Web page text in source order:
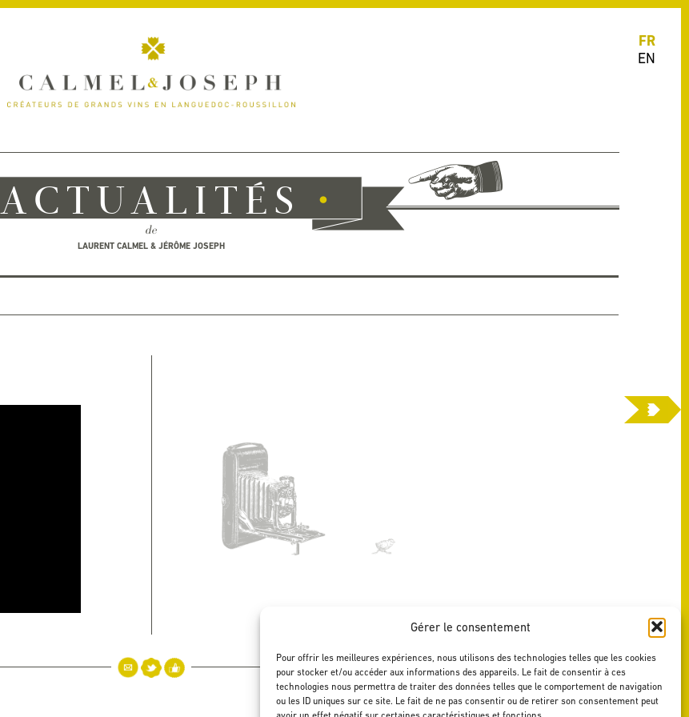
Gérer le consentement
Pour offrir les meilleures expériences, nous utilisons des technologies telles que les cookies
pour stocker et/ou accéder aux informations des appareils. Le fait de consentir à ces
technologies nous permettra de traiter des données telles que le comportement de navigation
ou les ID uniques sur ce site. Le fait de ne pas consentir ou de retirer son consentement peut
FR
EN
ACTUALITÉS
de
LAURENT CALMEL & JÉRÔME JOSEPH